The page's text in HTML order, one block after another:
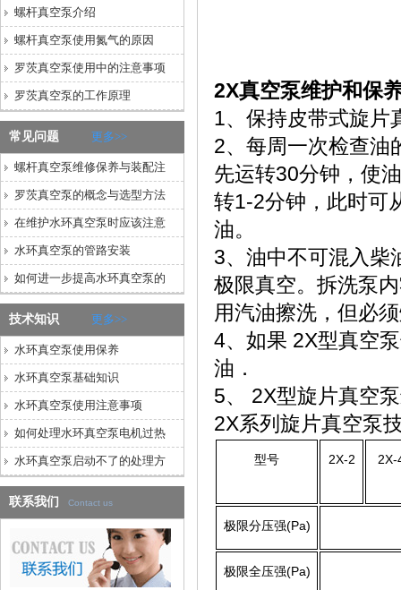
螺杆真空泵介绍
螺杆真空泵使用氮气的原因
罗茨真空泵使用中的注意事项
罗茨真空泵的工作原理
常见问题 更多>>
螺杆真空泵维修保养与装配注
罗茨真空泵的概念与选型方法
在维护水环真空泵时应该注意
水环真空泵的管路安装
如何进一步提高水环真空泵的
技术知识 更多>>
水环真空泵使用保养
水环真空泵基础知识
水环真空泵使用注意事项
如何处理水环真空泵电机过热
水环真空泵启动不了的处理方
联系我们 Contact us
2X真空泵维护和保
1、保持皮带式旋片
2、每周一次检查油
先运转30分钟，使
转1-2分钟，此时可
油。
3、油中不可混入柴
极限真空。拆洗泵
用汽油擦洗，但必
4、如果 2X型真空
油．
5、 2X型旋片真空
2X系列旋片真空泵
型号 2X-2 2X-
极限分压强(Pa)
极限全压强(Pa)